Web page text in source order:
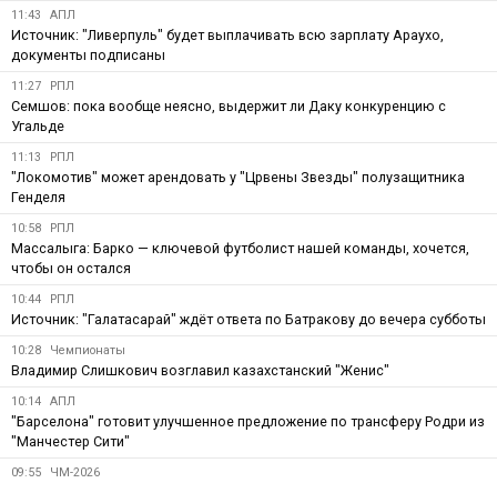
11:43 АПЛ
Источник: "Ливерпуль" будет выплачивать всю зарплату Араухо,
документы подписаны
11:27 РПЛ
Семшов: пока вообще неясно, выдержит ли Даку конкуренцию с
Угальде
11:13 РПЛ
"Локомотив" может арендовать у "Црвены Звезды" полузащитника
Генделя
10:58 РПЛ
Массалыга: Барко — ключевой футболист нашей команды, хочется,
чтобы он остался
10:44 РПЛ
Источник: "Галатасарай" ждёт ответа по Батракову до вечера субботы
10:28 Чемпионаты
Владимир Слишкович возглавил казахстанский "Женис"
10:14 АПЛ
"Барселона" готовит улучшенное предложение по трансферу Родри из
"Манчестер Сити"
09:55 ЧМ-2026